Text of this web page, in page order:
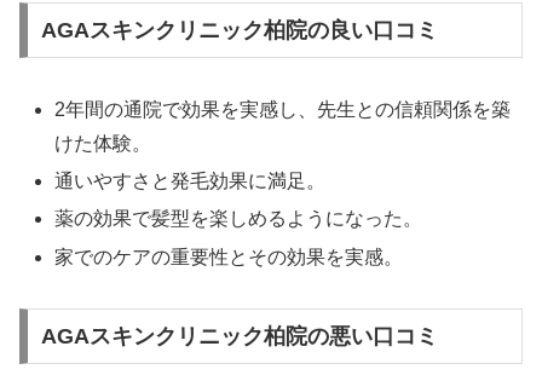
AGAスキンクリニック柏院の良い口コミ
2年間の通院で効果を実感し、先生との信頼関係を築
けた体験。
通いやすさと発毛効果に満足。
薬の効果で髪型を楽しめるようになった。
家でのケアの重要性とその効果を実感。
AGAスキンクリニック柏院の悪い口コミ